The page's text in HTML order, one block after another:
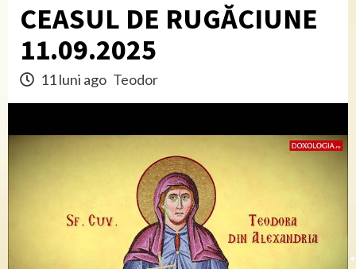
CEASUL DE RUGĂCIUNE
11.09.2025
11 luni ago Teodor